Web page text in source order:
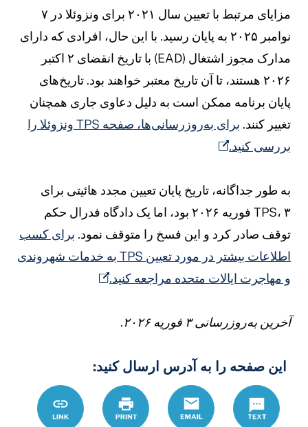
مزایای مرتبط با تعیین سال ۲۰۲۱ برای ونزوئلا در ۷
نوامبر ۲۰۲۵ به پایان رسید. با این حال، افرادی که دارای
مدارک مجوز اشتغال (EAD) با تاریخ انقضای ۲ اکتبر
۲۰۲۶ هستند، تا آن تاریخ معتبر خواهند بود. تاریخ‌های
پایان برنامه ممکن است به دلیل دعاوی جاری همچنان
تغییر کنند.
برای به‌روزرسانی‌ها، صفحه TPS ونزوئلا را
بررسی کنید.
به طور جداگانه، تاریخ پایان تعیین مجدد هائیتی برای
TPS، ۳ فوریه ۲۰۲۶ بود، اما یک دادگاه فدرال حکم
توقف صادر کرد و این فسخ را متوقف نمود.برای کسب
اطلاعات بیشتر در مورد تعیین TPS به خدمات شهروندی
و مهاجرت ایالات متحده مراجعه کنید.
آخرین به‌روزرسانی ۳ فوریه ۲۰۲۶.
این صفحه را به آدرس ارسال کنید:
Text
Email چاپ
daca-
tps
Link